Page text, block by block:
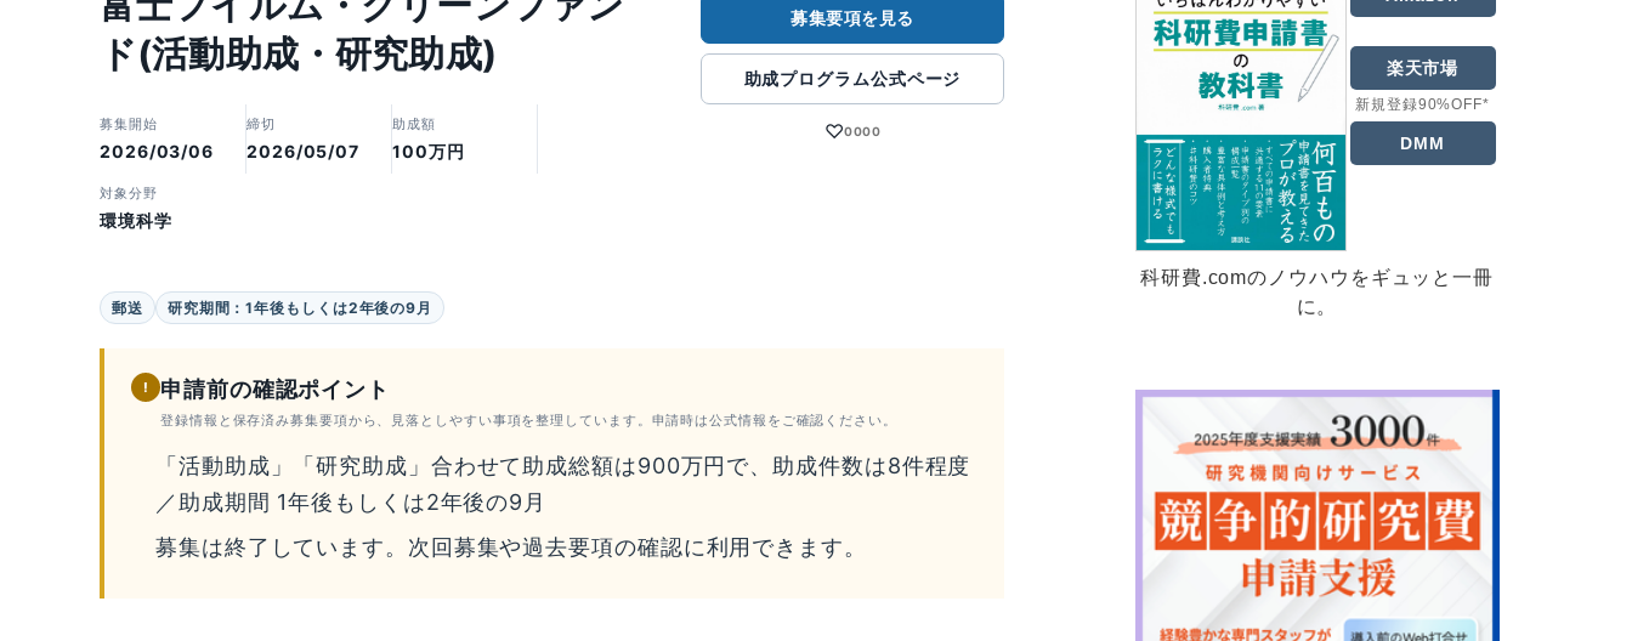
ド(活動助成・研究助成)
募集開始
2026/03/06
締切
2026/05/07
助成額
100万円
対象分野
環境科学
募集要項を見る
助成プログラム公式ページ
♡0000
郵送 研究期間：1年後もしくは2年後の9月
! 申請前の確認ポイント
登録情報と保存済み募集要項から、見落としやすい事項を整理しています。申請時は公式情報をご確認ください。
「活動助成」「研究助成」合わせて助成総額は900万円で、助成件数は8件程度
／助成期間 1年後もしくは2年後の9月
募集は終了しています。次回募集や過去要項の確認に利用できます。
楽天市場
新規登録90%OFF*
DMM
科研費.comのノウハウをギュッと一冊
に。